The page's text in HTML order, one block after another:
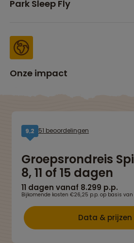
Park Sleep Fly
Onze impact
9,2 51 beoordelingen
Groepsrondreis
8, 11 of 15 dagen
11 dagen vanaf 8.299 p.p.
Bijkomende kosten €26,25 p.p. op basis
Data & prijzen